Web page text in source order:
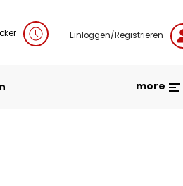
Einloggen/Registrieren
more